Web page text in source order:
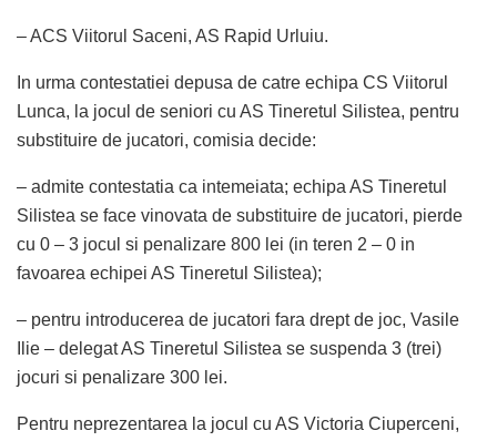
– ACS Viitorul Saceni, AS Rapid Urluiu.
In urma contestatiei depusa de catre echipa CS Viitorul
Lunca, la jocul de seniori cu AS Tineretul Silistea, pentru
substituire de jucatori, comisia decide:
– admite contestatia ca intemeiata; echipa AS Tineretul
Silistea se face vinovata de substituire de jucatori, pierde
cu 0 – 3 jocul si penalizare 800 lei (in teren 2 – 0 in
favoarea echipei AS Tineretul Silistea);
– pentru introducerea de jucatori fara drept de joc, Vasile
Ilie – delegat AS Tineretul Silistea se suspenda 3 (trei)
jocuri si penalizare 300 lei.
Pentru neprezentarea la jocul cu AS Victoria Ciuperceni,